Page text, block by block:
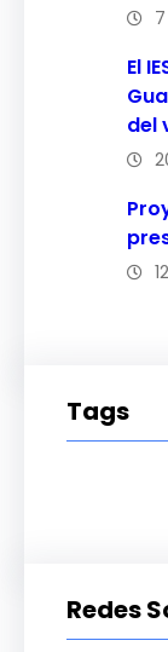
El
del
Tags
Redes